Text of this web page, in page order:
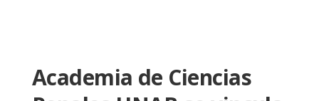
Academia de Ciencias